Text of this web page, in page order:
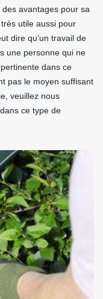
des avantages pour sa
utile aussi pour
dire qu’un travail de
une personne qui ne
dans ce
pas le moyen suffisant
veuillez nous
ce type de